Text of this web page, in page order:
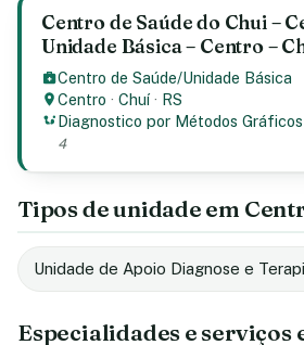
Centro de Saúde do Chui –
Unidade Básica – Centro –
Centro de Saúde/Unidade Básica
Centro ·Chuí · RS
Diagnostico por Métodos
4
Tipos de unidade em
Unidade de Apoio Diagnose e
Especialidades e serviços